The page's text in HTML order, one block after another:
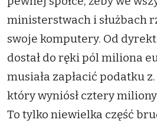
ministerstwach i służbach
swoje komputery. Od
dostał do ręki pól miliona
musiała zapłacić podatku
który wyniósł cztery
To tylko niewielka część